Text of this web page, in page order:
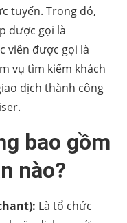
tuyến. Trong đó,
được gọi là
viên được gọi là
vụ tìm kiếm khách
dịch thành công
bao gồm
nào?
Là tổ chức